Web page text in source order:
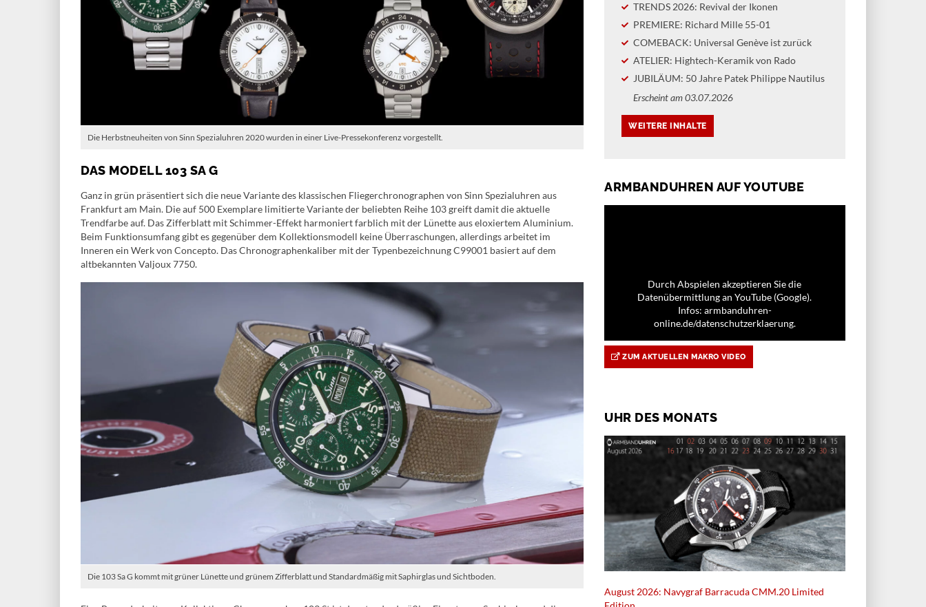
Die Herbstneuheiten von Sinn Spezialuhren 2020 wurden in einer Live-Pressekonferenz vorgestellt.
DAS MODELL 103 SA G
Ganz in grün präsentiert sich die neue Variante des klassischen Fliegerchronographen von Sinn Spezialuhren aus
Frankfurt am Main. Die auf 500 Exemplare limitierte Variante der beliebten Reihe 103 greift damit die aktuelle
Trendfarbe auf. Das Zifferblatt mit Schimmer-Effekt harmoniert farblich mit der Lünette aus eloxiertem Aluminium.
Beim Funktionsumfang gibt es gegenüber dem Kollektionsmodell keine Überraschungen, allerdings arbeitet im
Inneren ein Werk von Concepto. Das Chronographenkaliber mit der Typenbezeichnung C99001 basiert auf dem
altbekannten Valjoux 7750.
Die 103 Sa G kommt mit grüner Lünette und grünem Zifferblatt und Standardmäßig mit Saphirglas und Sichtboden.
TRENDS 2026: Revival der Ikonen
PREMIERE: Richard Mille 55-01
COMEBACK: Universal Genève ist zurück
ATELIER: Hightech-Keramik von Rado
JUBILÄUM: 50 Jahre Patek Philippe Nautilus
Erscheint am 03.07.2026
ARMBANDUHREN AUF YOUTUBE
Durch Abspielen akzeptieren Sie die
Datenübermittlung an YouTube (Google).
Infos: armbanduhren-
online.de/datenschutzerklaerung.
ZUM AKTUELLEN MAKRO VIDEO
UHR DES MONATS
August 2026: Navygraf Barracuda CMM.20 Limited